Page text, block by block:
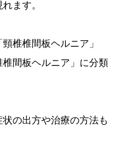
ます。
椎椎間板ヘルニア」
椎間板ヘルニア」に分類
の出方や治療の方法も